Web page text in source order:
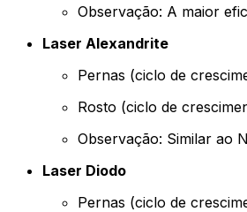
Observação: A maior
Laser Alexandrite
Pernas (ciclo de
Rosto (ciclo de
Observação: Similar ao
Laser Diodo
Pernas (ciclo de